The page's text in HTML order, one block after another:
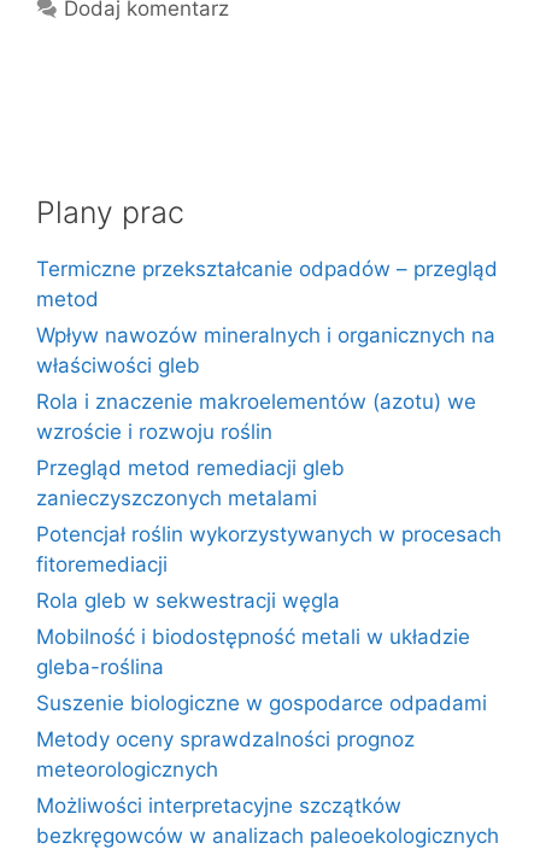
Dodaj komentarz
Plany prac
Termiczne przekształcanie odpadów – przegląd
metod
Wpływ nawozów mineralnych i organicznych na
właściwości gleb
Rola i znaczenie makroelementów (azotu) we
wzroście i rozwoju roślin
Przegląd metod remediacji gleb
zanieczyszczonych metalami
Potencjał roślin wykorzystywanych w procesach
fitoremediacji
Rola gleb w sekwestracji węgla
Mobilność i biodostępność metali w układzie
gleba-roślina
Suszenie biologiczne w gospodarce odpadami
Metody oceny sprawdzalności prognoz
meteorologicznych
Możliwości interpretacyjne szczątków
bezkręgowców w analizach paleoekologicznych